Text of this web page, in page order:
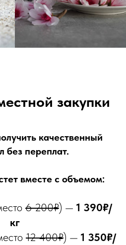
закупки
качественный
без переплат.
вместе с объемом:
6 200₽) — 1 390₽/
кг
12 400₽) — 1 350₽/